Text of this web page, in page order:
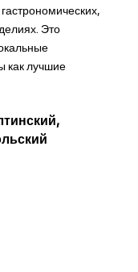
Это
как лучшие